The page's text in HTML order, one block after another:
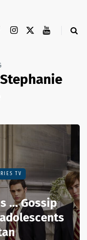
TV
... Gossip